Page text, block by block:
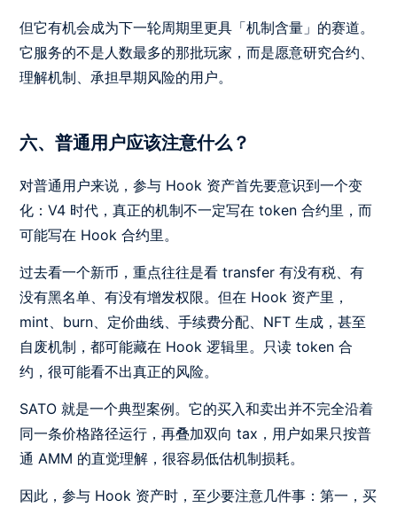
但它有机会成为下一轮周期里更具「机制含量」的赛道。
它服务的不是人数最多的那批玩家，而是愿意研究合约、
理解机制、承担早期风险的用户。
六、普通用户应该注意什么？
对普通用户来说，参与 Hook 资产首先要意识到一个变
化：V4 时代，真正的机制不一定写在 token 合约里，而
可能写在 Hook 合约里。
过去看一个新币，重点往往是看 transfer 有没有税、有
没有黑名单、有没有增发权限。但在 Hook 资产里，
mint、burn、定价曲线、手续费分配、NFT 生成，甚至
自废机制，都可能藏在 Hook 逻辑里。只读 token 合
约，很可能看不出真正的风险。
SATO 就是一个典型案例。它的买入和卖出并不完全沿着
同一条价格路径运行，再叠加双向 tax，用户如果只按普
通 AMM 的直觉理解，很容易低估机制损耗。
因此，参与 Hook 资产时，至少要注意几件事：第一，买